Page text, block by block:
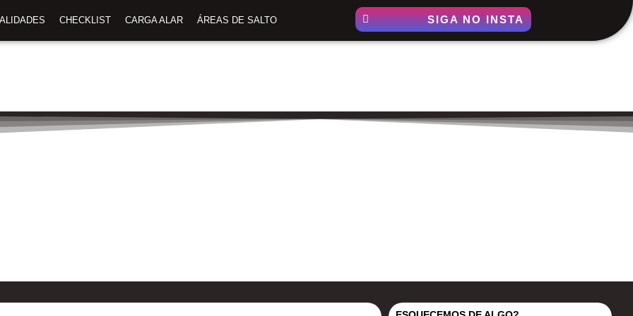
CHECKLIST CARGA ALAR ÁREAS DE SALTO SIGA NO INSTA